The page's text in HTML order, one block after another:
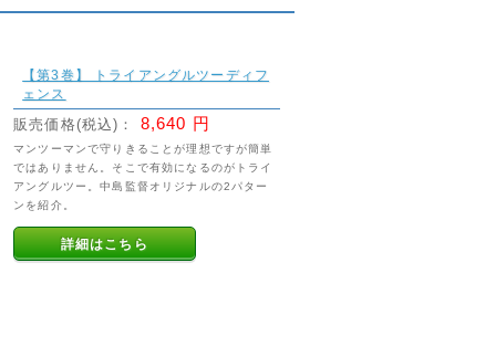
【第3巻】 トライアングルツーディフ
ェンス
販売価格(税込)： 8,640 円
マンツーマンで守りきることが理想ですが簡単
ではありません。そこで有効になるのがトライ
アングルツー。中島監督オリジナルの2パター
ンを紹介。
詳細はこちら